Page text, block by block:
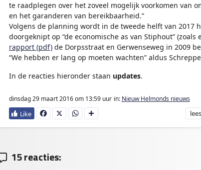
te raadplegen over het zoveel mogelijk voorkomen van
en het garanderen van bereikbaarheid.”
Volgens de planning wordt in de tweede helft van 2017
doorgeknipt op “de economische as van Stiphout” (zoals
rapport (pdf)de Dorpsstraat en Gerwenseweg in 2009
“We hebben er lang op moeten wachten” aldus
In de reacties hieronder staan updates.
dinsdag 29 maart 2016om 13:59 uur in: Nieuw Helmonds nieuws
Fa
ce
X
W
ha
D
e
lees
15 reacties: